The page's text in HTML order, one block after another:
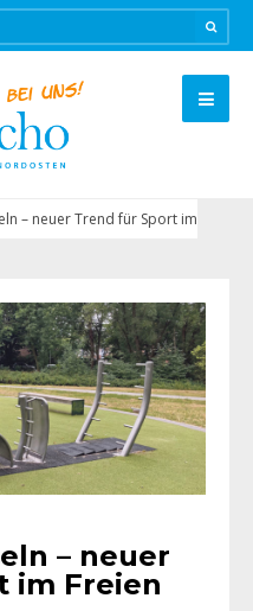
– neuer Trend für Sport im
– neuer
im Freien